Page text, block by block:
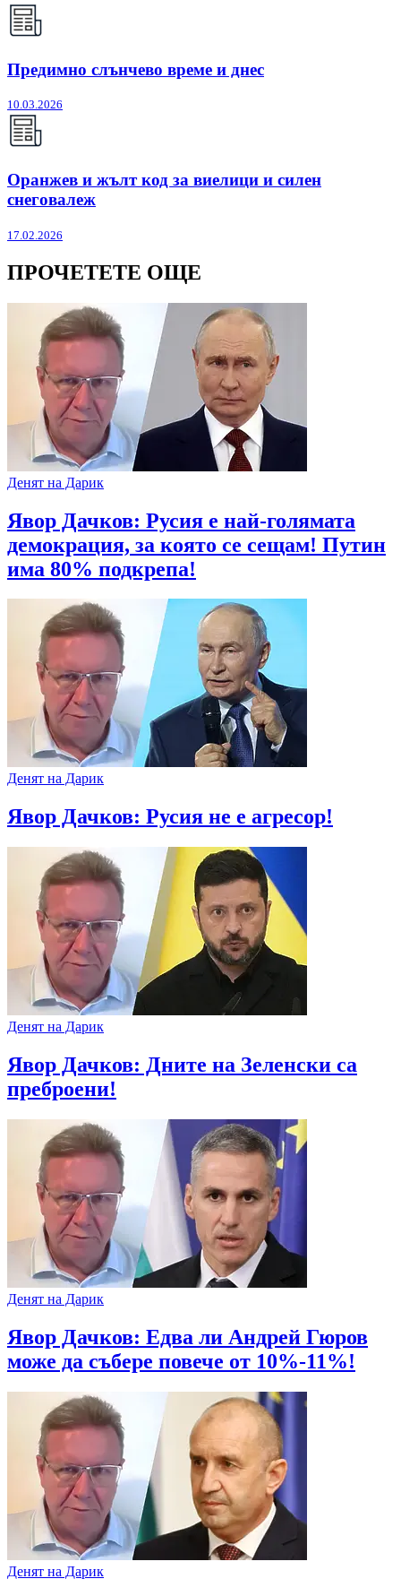
Предимно слънчево време и днес
10.03.2026
Оранжев и жълт код за виелици и силен
снеговалеж
17.02.2026
ПРОЧЕТЕТЕ ОЩЕ
Денят на Дарик
Явор Дачков: Русия е най-голямата
демокрация, за която се сещам! Путин
има 80% подкрепа!
Денят на Дарик
Явор Дачков: Русия не е агресор!
Денят на Дарик
Явор Дачков: Дните на Зеленски са
преброени!
Денят на Дарик
Явор Дачков: Едва ли Андрей Гюров
може да събере повече от 10%-11%!
Денят на Дарик